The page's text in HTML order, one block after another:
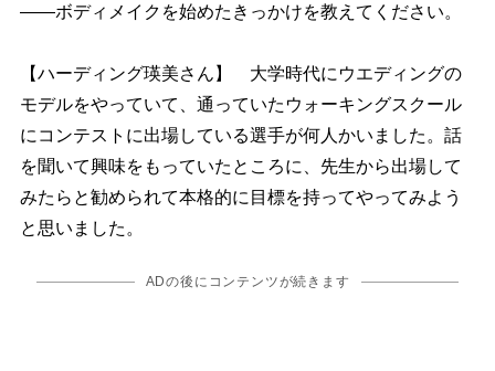
――ボディメイクを始めたきっかけを教えてください。
【ハーディング瑛美さん】 大学時代にウエディングの
モデルをやっていて、通っていたウォーキングスクール
にコンテストに出場している選手が何人かいました。話
を聞いて興味をもっていたところに、先生から出場して
みたらと勧められて本格的に目標を持ってやってみよう
と思いました。
ADの後にコンテンツが続きます